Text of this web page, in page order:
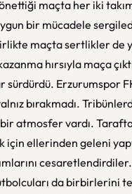
maçta her iki
bir mücadele
maçta sertlikler de
hırsıyla maça
sürdürdü. Erzurumspor
bırakmadı.
atmosfer vardı.
için ellerinden geleni
da birbirlerini